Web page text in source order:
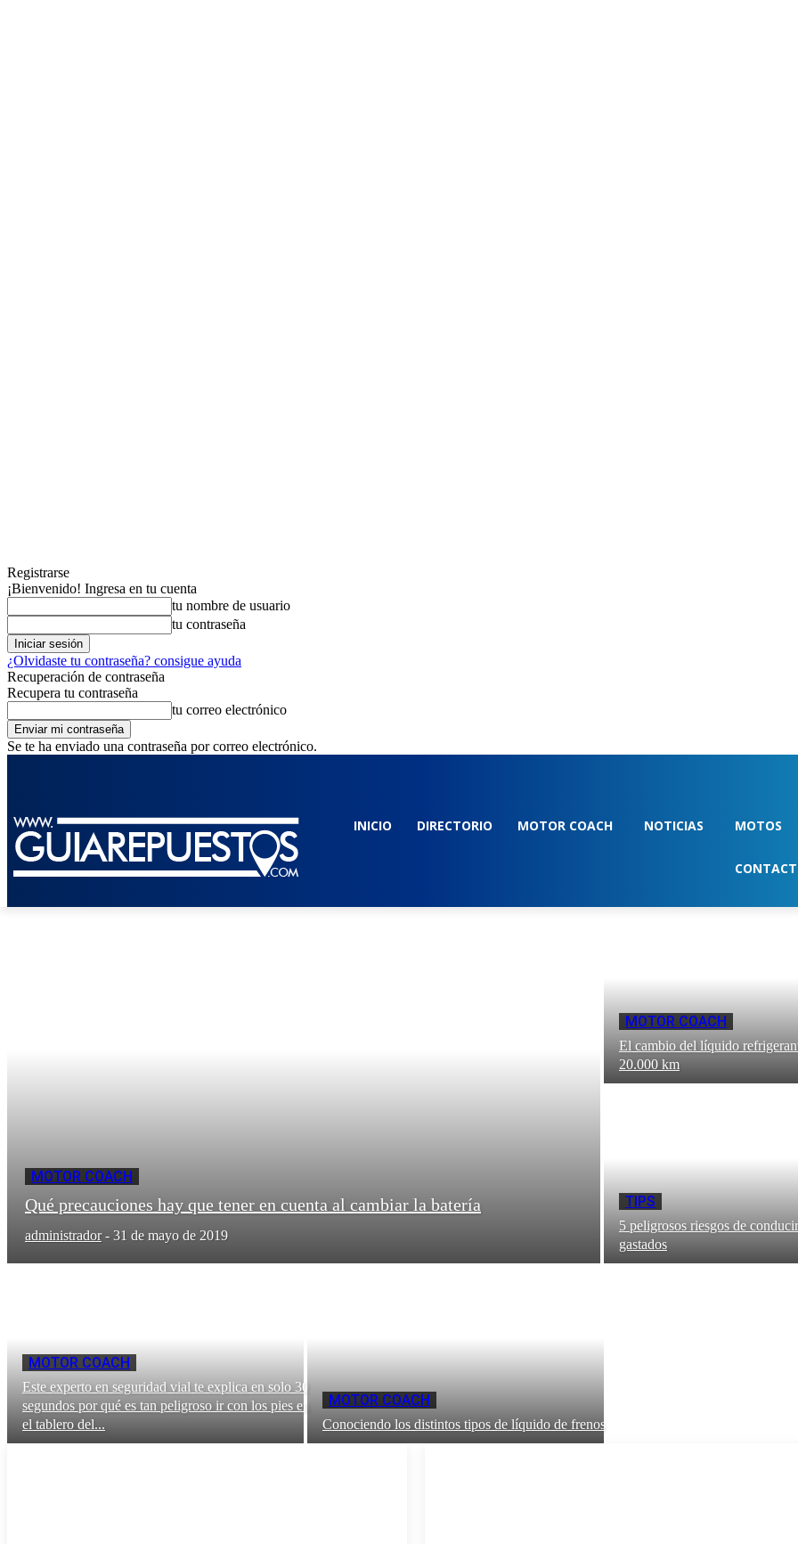
Registrarse
¡Bienvenido! Ingresa en tu cuenta
tu nombre de usuario
tu contraseña
¿Olvidaste tu contraseña? consigue ayuda
Recuperación de contraseña
Recupera tu contraseña
tu correo electrónico
Se te ha enviado una contraseña por correo electrónico.
INICIO DIRECTORIO MOTOR COACH NOTICIAS MOTOS
MOTOR COACH
Qué precauciones hay que tener en cuenta al cambiar la batería
administrador - 31 de mayo de 2019
MOTOR COACH
El cambio del líquido
20.000 km
TIPS
5 peligrosos riesgos de
gastados
MOTOR COACH
Este experto en seguridad vial te explica en solo 30
segundos por qué es tan peligroso ir con los pies en
el tablero del...
MOTOR COACH
Conociendo los distintos tipos de líquido de frenos